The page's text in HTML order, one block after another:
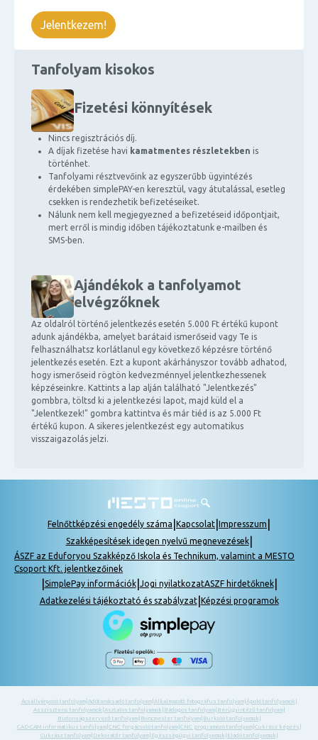
Tanfolyam kisokos
Fizetési könnyítések
Nincs regisztrációs díj.
A díjak fizetése havi kamatmentes részletekben is
történhet.
Tanfolyami résztvevőink az egyszerűbb ügyintézés
érdekében simplePAY-en keresztül, vagy átutalással, esetleg
csekken is rendezhetik befizetéseiket.
Nálunk nem kell megjegyezned a befizetéseid időpontjait,
mert erről is mindig időben tájékoztatunk e-mailben és
SMS-ben.
Ajándékok a tanfolyamot
elvégzőknek
Az oldalról történő jelentkezés esetén 5.000 Ft értékű kupont
adunk ajándékba, amelyet barátaid ismerőseid vagy Te is
felhasználhatsz korlátlanul egy következő képzésre történő
jelentkezés esetén. Ezt a kupont akárhányszor tovább adhatod,
hogy ismerőseid rögtön kedvezménnyel jelentkezhessenek
képzéseinkre. Kattints a lap alján található "Jelentkezés"
gombbra, töltsd ki a jelentkezési lapot, majd küld el a
"Jelentkezek!" gombra kattintva és már tiéd is az 5.000 Ft
értékű kupon. A sikeres jelentkezést egy automatikus
visszaigazolás jelzi.
Jelentkezem!
Felnőttképzési engedély száma Kapcsolat Impresszum
Szakképesítések idegen nyelvű megnevezések|
ÁSZF az Eduforyou Szakképző Iskola és Technikum, valamint a MESTO
Csoport Kft. jelentkezőinek
SimplePay információk| Jogi nyilatkozatASZF hirdetőknek|
Adatkezelési tájékoztató és szabályzat| Képzési programok
Ácsállványozó tanfolyam| Adótanácsadó tanfolyam| Alkalmazott fotográfus tanfolyam| Ápoló tanfolyamok
Asszisztens tanfolyamok Asztalos tanfolyamok Bádogos tanfolyam| Bérügyintéző tanfolyam|
Biztonságszervező tanfolyam| Boncmester tanfolyam| Burkoló tanfolyamok
CAD-CAM informatikus tanfolyam| CNC forgácsoló tanfolyam| CNC programozó tanfolyam| Cukrász képzés
Cukrász tanfolyam| Dekoratőr tanfolyam| Egészségügyi tanfolyamok Eladó tanfolyamok